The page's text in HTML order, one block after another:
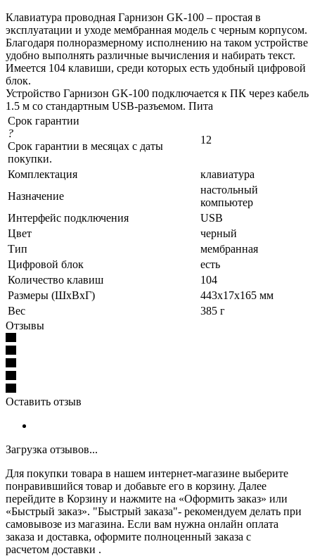
Клавиатура проводная Гарнизон GK-100 – простая в
эксплуатации и уходе мембранная модель с черным корпусом.
Благодаря полноразмерному исполнению на таком устройстве
удобно выполнять различные вычисления и набирать текст.
Имеется 104 клавиши, среди которых есть удобный цифровой
блок.
Устройство Гарнизон GK-100 подключается к ПК через кабель
1.5 м со стандартным USB-разъемом. Пита
Срок гарантии
?
Срок гарантии в месяцах с даты
покупки.
12
Комплектация
клавиатура
Назначение
настольный
компьютер
Интерфейс подключения
USB
Цвет
черный
Тип
мембранная
Цифровой блок
есть
Количество клавиш
104
Размеры (ШxВxГ)
443x17x165 мм
Вес
385 г
Отзывы
Оставить отзыв
Загрузка отзывов...
Для покупки товара в нашем интернет-магазине выберите
понравившийся товар и добавьте его в корзину. Далее
перейдите в Корзину и нажмите на «Оформить заказ» или
«Быстрый заказ». "Быстрый заказа"- рекомендуем делать при
самовывозе из магазина. Если вам нужна онлайн оплата
заказа и доставка, оформите полноценный заказа с
расчетом доставки .